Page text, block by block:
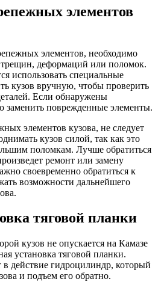
элементов
элементов, необходимо
трещин, деформаций или поломок.
использовать специальные
кузов вручную, чтобы проверить
Если обнаружены
заменить поврежденные элементы.
элементов кузова, не следует
кузов силой, так как это
поломкам. Лучше обратиться
ремонт или замену
своевременно обратиться к
возможности дальнейшего
тяговой планки
кузов не опускается на Камазе
установка тяговой планки.
в действие гидроцилиндр, который
и подъем его обратно.